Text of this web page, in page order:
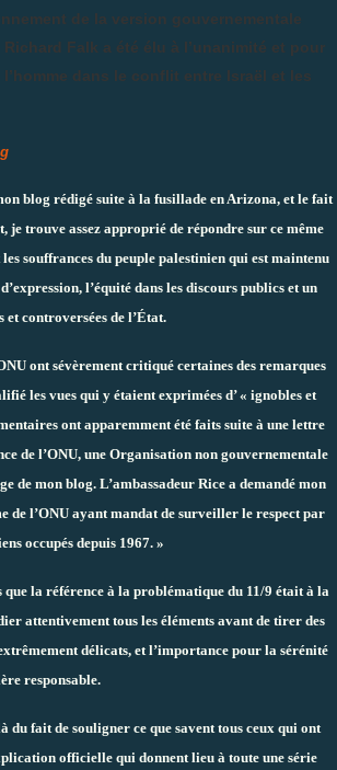
de la version gouvernementale
Richard Falk a été élu à l’unanimité et pour
dans le conflit entre Israël et les
blog rédigé suite à la fusillade en Arizona, et le fait
je trouve assez approprié de répondre sur ce même
souffrances du peuple palestinien qui est maintenu
l’équité dans les discours publics et un
controversées de l’État.
ont sévèrement critiqué certaines des remarques
les vues qui y étaient exprimées d’ « ignobles et
ont apparemment été faits suite à une lettre
de l’ONU, une Organisation non gouvernementale
de mon blog. L’ambassadeur Rice a demandé mon
de l’ONU ayant mandat de surveiller le respect par
occupés depuis 1967. »
la référence à la problématique du 11/9 était à la
attentivement tous les éléments avant de tirer des
délicats, et l’importance pour la sérénité
responsable.
fait de souligner ce que savent tous ceux qui ont
officielle qui donnent lieu à toute une série